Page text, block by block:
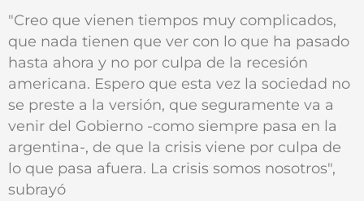
"Creo que vienen tiempos muy complicados,
que nada tienen que ver con lo que ha pasado
hasta ahora y no por culpa de la recesión
americana. Espero que esta vez la sociedad no
se preste a la versión, que seguramente va a
venir del Gobierno -como siempre pasa en la
argentina-, de que la crisis viene por culpa de
lo que pasa afuera. La crisis somos nosotros",
subrayó